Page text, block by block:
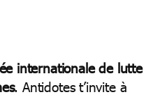
internationale de lutte
. Antidotes t’invite à